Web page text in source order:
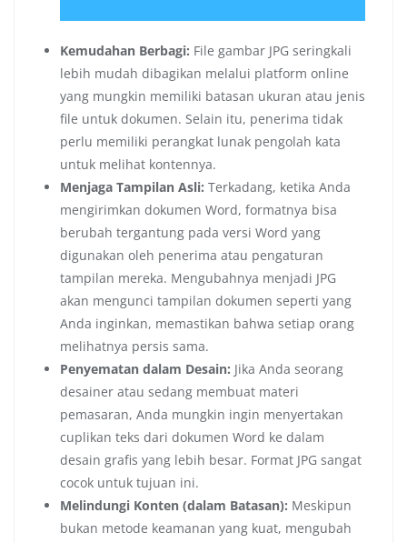
Kemudahan Berbagi: File gambar JPG seringkali
lebih mudah dibagikan melalui platform online
yang mungkin memiliki batasan ukuran atau jenis
file untuk dokumen. Selain itu, penerima tidak
perlu memiliki perangkat lunak pengolah kata
untuk melihat kontennya.
Menjaga Tampilan Asli: Terkadang, ketika Anda
mengirimkan dokumen Word, formatnya bisa
berubah tergantung pada versi Word yang
digunakan oleh penerima atau pengaturan
tampilan mereka. Mengubahnya menjadi JPG
akan mengunci tampilan dokumen seperti yang
Anda inginkan, memastikan bahwa setiap orang
melihatnya persis sama.
Penyematan dalam Desain: Jika Anda seorang
desainer atau sedang membuat materi
pemasaran, Anda mungkin ingin menyertakan
cuplikan teks dari dokumen Word ke dalam
desain grafis yang lebih besar. Format JPG sangat
cocok untuk tujuan ini.
Melindungi Konten (dalam Batasan): Meskipun
bukan metode keamanan yang kuat, mengubah